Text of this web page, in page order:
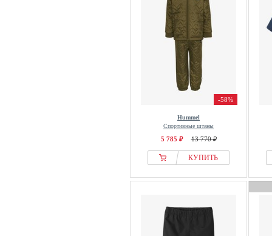
-58%
Hummel
Спортивные штаны
5 785 ₽ 13 770 ₽
КУПИТЬ